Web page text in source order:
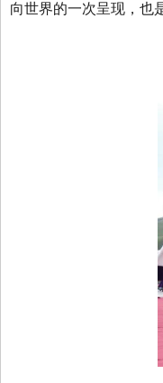
向世界的一次呈现，也